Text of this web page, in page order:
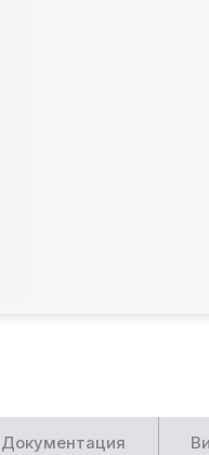
Документация